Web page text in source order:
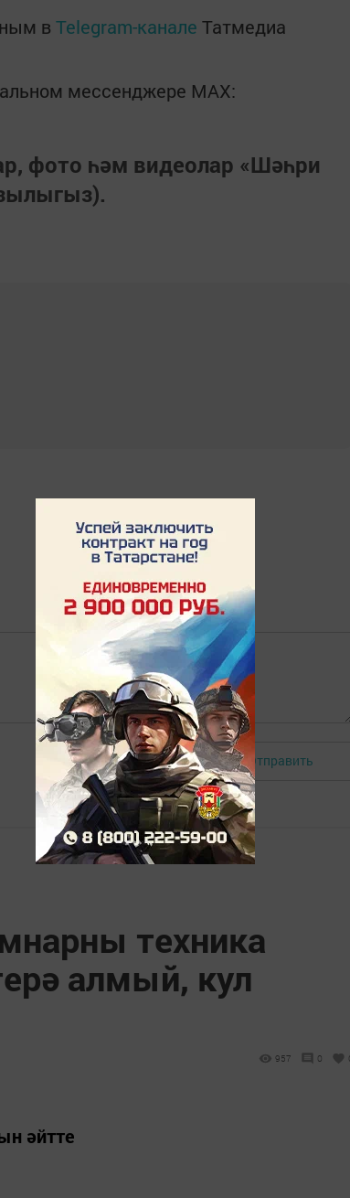
в Telegram-канале Татмедиа
мессенджере MАХ:
фото һәм видеолар «Шәһри
Авторизоваться Отправить
техника
алмый, кул
957 0
әйтте